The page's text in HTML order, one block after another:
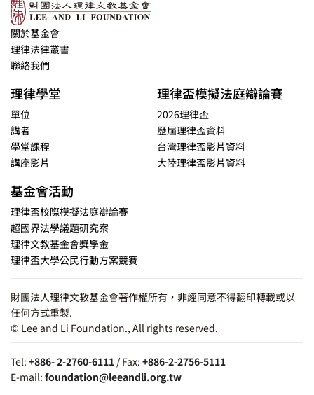
關於基金會
理律法律叢書
聯絡我們
理律學堂
單位
講者
學堂課程
講座影片
理律盃模擬法庭辯論賽
2026理律盃
歷屆理律盃資料
台灣理律盃影片資料
大陸理律盃影片資料
基金會活動
理律盃校際模擬法庭辯論賽
超國界法學議題研究案
理律文教基金會獎學金
理律盃大學公民行動方案競賽
財團法人理律文教基金會著作權所有，非經同意不得翻印轉載或以
任何方式重製.
© Lee and Li Foundation., All rights reserved.
Tel: +886- 2-2760-6111 / Fax: +886-2-2756-5111
E-mail: foundation@leeandli.org.tw